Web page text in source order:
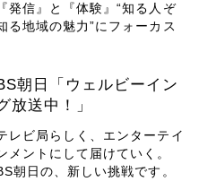
『発信』と『体験』“知る人ぞ
る地域の魅力”にフォーカス
朝日「ウェルビーイン
放送中！」
レビ局らしく、エンターテイ
メントにして届けていく。
朝日の、新しい挑戦です。